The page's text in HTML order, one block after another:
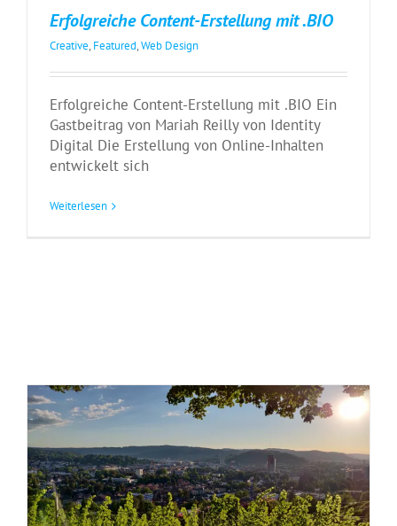
Erfolgreiche Content-Erstellung mit .BIO
Creative, Featured,Web Design
Erfolgreiche Content-Erstellung mit .BIO Ein
Gastbeitrag von Mariah Reilly von Identity
Digital Die Erstellung von Online-Inhalten
entwickelt sich
Weiterlesen